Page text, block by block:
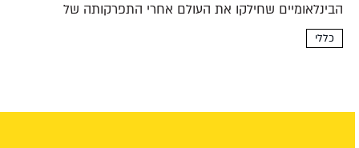
הבינלאומיים שחילקו את העולם אחרי התפרקותה של
האימפריה העות'מאנית לא התחשבו בכורדים. היום הם
כללי